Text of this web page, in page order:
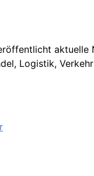
aktuelle
Logistik,